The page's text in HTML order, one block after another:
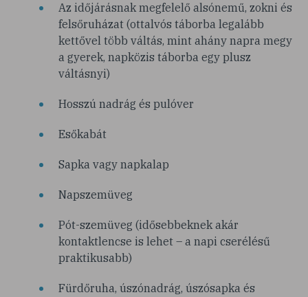
Az időjárásnak megfelelő alsónemű, zokni és
felsőruházat (ottalvós táborba legalább
kettővel több váltás, mint ahány napra megy
a gyerek, napközis táborba egy plusz
váltásnyi)
Hosszú nadrág és pulóver
Esőkabát
Sapka vagy napkalap
Napszemüveg
Pót-szemüveg (idősebbeknek akár
kontaktlencse is lehet – a napi cserélésű
praktikusabb)
Fürdőruha, úszónadrág, úszósapka és